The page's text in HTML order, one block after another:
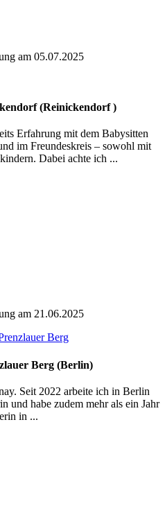
am 05.07.2025
(Reinickendorf )
Erfahrung mit dem Babysitten
im Freundeskreis – sowohl mit
Dabei achte ich ...
am 21.06.2025
Berg (Berlin)
Seit 2022 arbeite ich in Berlin
und habe zudem mehr als ein Jahr
in ...